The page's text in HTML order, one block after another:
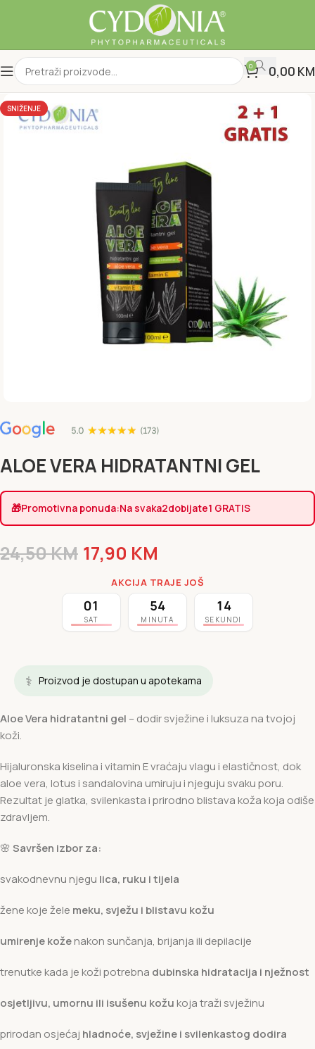
0 0,00 KM
SNIŽENJE
ALOE VERA HIDRATANTNI GEL
🎁Promotivna ponuda:Na svaka2dobijate1 GRATIS
24,50KM 17,90 KM
AKCIJA TRAJE JOŠ
01
SAT
54
MINUTA
14
SEKUNDI
⚕️ Proizvod je dostupan u apotekama
Aloe Vera hidratantni gel – dodir svježine i luksuza na tvojoj
koži.
Hijaluronska kiselina i vitamin E vraćaju vlagu i elastičnost, dok
aloe vera, lotus i sandalovina umiruju i njeguju svaku poru.
Rezultat je glatka, svilenkasta i prirodno blistava koža koja odiše
zdravljem.
🌸 Savršen izbor za:
svakodnevnu njegu lica, ruku i tijela
žene koje žele meku, svježu i blistavu kožu
umirenje koženakon sunčanja, brijanja ili depilacije
trenutke kada je koži potrebna dubinska hidratacija i nježnost
osjetljivu, umornu ili isušenu kožu koja traži svježinu
prirodan osjećaj hladnoće, svježine i svilenkastog dodira